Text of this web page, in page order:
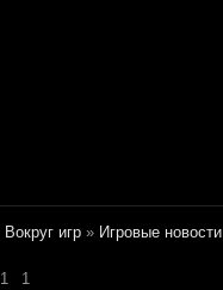
Вокруг игр » Игровые новости
1 1